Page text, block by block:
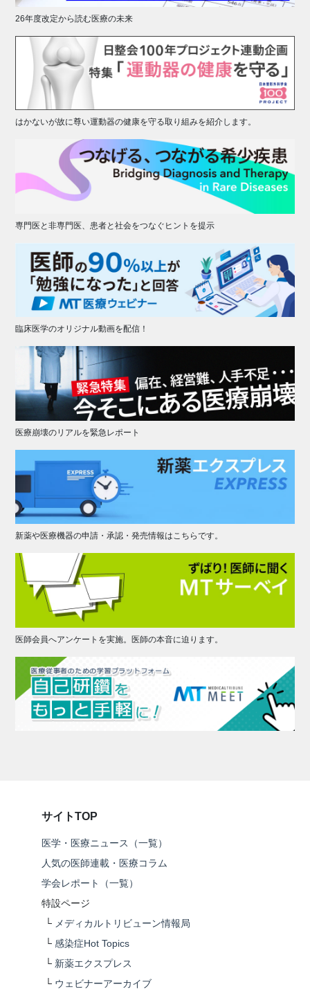
26年度改定から読む医療の未来
はかないが故に尊い運動器の健康を守る取り組みを紹介します。
専門医と非専門医、患者と社会をつなぐヒントを提示
臨床医学のオリジナル動画を配信！
医療崩壊のリアルを緊急レポート
新薬や医療機器の申請・承認・発売情報はこちらです。
医師会員へアンケートを実施。医師の本音に迫ります。
サイトTOP
医学・医療ニュース（一覧）
人気の医師連載・医療コラム
学会レポート（一覧）
特設ページ
└ メディカルトリビューン情報局
└ 感染症Hot Topics
└ 新薬エクスプレス
└ ウェビナーアーカイブ